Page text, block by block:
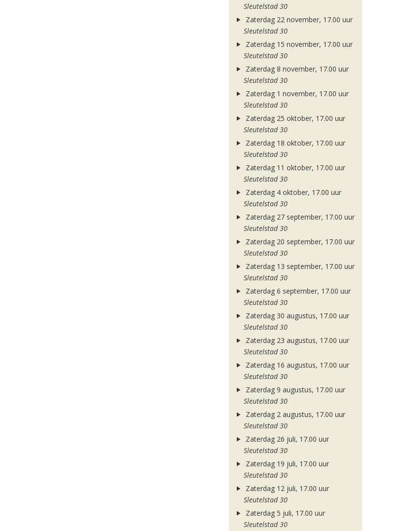
Sleutelstad 30
Zaterdag 22 november, 17.00 uur
Sleutelstad 30
Zaterdag 15 november, 17.00 uur
Sleutelstad 30
Zaterdag 8 november, 17.00 uur
Sleutelstad 30
Zaterdag 1 november, 17.00 uur
Sleutelstad 30
Zaterdag 25 oktober, 17.00 uur
Sleutelstad 30
Zaterdag 18 oktober, 17.00 uur
Sleutelstad 30
Zaterdag 11 oktober, 17.00 uur
Sleutelstad 30
Zaterdag 4 oktober, 17.00 uur
Sleutelstad 30
Zaterdag 27 september, 17.00 uur
Sleutelstad 30
Zaterdag 20 september, 17.00 uur
Sleutelstad 30
Zaterdag 13 september, 17.00 uur
Sleutelstad 30
Zaterdag 6 september, 17.00 uur
Sleutelstad 30
Zaterdag 30 augustus, 17.00 uur
Sleutelstad 30
Zaterdag 23 augustus, 17.00 uur
Sleutelstad 30
Zaterdag 16 augustus, 17.00 uur
Sleutelstad 30
Zaterdag 9 augustus, 17.00 uur
Sleutelstad 30
Zaterdag 2 augustus, 17.00 uur
Sleutelstad 30
Zaterdag 26 juli, 17.00 uur
Sleutelstad 30
Zaterdag 19 juli, 17.00 uur
Sleutelstad 30
Zaterdag 12 juli, 17.00 uur
Sleutelstad 30
Zaterdag 5 juli, 17.00 uur
Sleutelstad 30